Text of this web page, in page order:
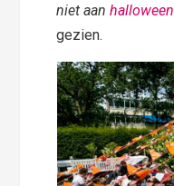
niet aanhalloween
gezien.